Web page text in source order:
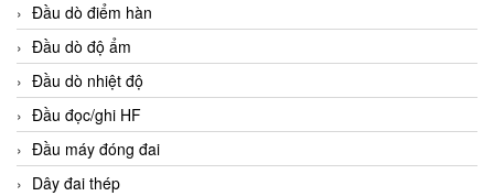
Đầu dò điểm hàn
Đầu dò độ ẩm
Đầu dò nhiệt độ
Đầu đọc/ghi HF
Đầu máy đóng đai
Dây đai thép